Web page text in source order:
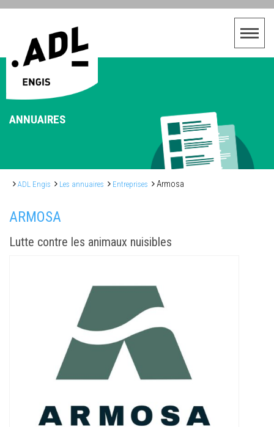
ANNUAIRES
ADL Engis Les annuaires Entreprises Armosa
ARMOSA
Lutte contre les animaux nuisibles